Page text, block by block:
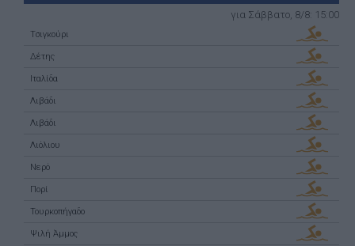
για Σάββατο, 8/8: 15:00
Tσιγκούρι
Δέτης
Ιταλίδα
Λιβάδι
Λιβάδι
Λιόλιου
Νερό
Πορί
Τουρκοπήγαδο
Ψιλή Άμμος